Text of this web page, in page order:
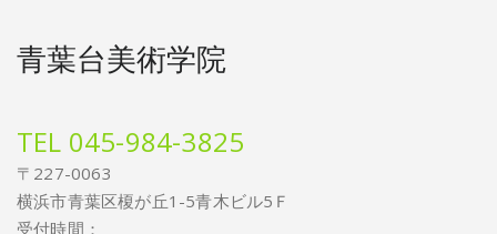
青葉台美術学院
TEL 045-984-3825
〒227-0063
横浜市青葉区榎が丘1-5青木ビル5Ｆ
受付時間：